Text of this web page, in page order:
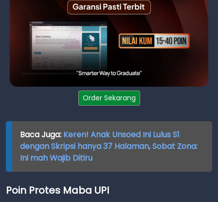
Order Sekarang
Baca Juga: Keren! Anak Unsoed Ini Lulus S1
dengan Skripsi hanya 37 Halaman, Sobat Zona:
Ini mah Wajib Ditiru
Poin Protes Maba UPI